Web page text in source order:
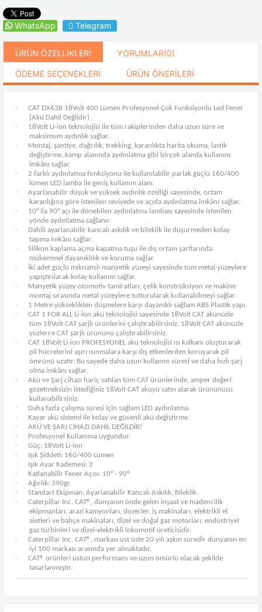
WhatsApp Telegram
ÜRÜN ÖZELLIKLERI YORUMLAR(0)
ÖDEME SEÇENEKLERI ÜRÜN ÖNERILERI
·
CAT DX63B 18Volt 400 Lümen Profesyonel Çok Fonksiyonlu Led Fener
(Akü Dahil Değildir)
·
18Volt Li-ion teknolojisi ile tüm rakiplerinden daha uzun süre ve
maksimum aydınlık sağlar.
·
Montaj, şantiye, dağcılık, trekking, karanlıkta harita okuma, lastik
değiştirme, kamp alanında aydınlatma gibi birçok alanda kullanım
imkânı sağlar.
·
2 farklı aydınlatma fonksiyonu ile kullanılabilir parlak güçlü 160/400
lümen LED lamba ile geniş kullanım alanı.
·
Ayarlanabilir düşük ve yüksek aydınlık özelliği sayesinde, ortam
karanlığına göre istenilen seviyede ve açıda aydınlatma imkânı sağlar.
·
10° ila 90° açı ile dönebilen aydınlatma lambası sayesinde istenilen
yönde aydınlatma sağlanır.
·
Dahili ayarlanabilir kancalı askılık ve bileklik ile düşürmeden kolay
taşıma imkânı sağlar.
·
Silikon kaplama açma kapatma tuşu ile dış ortam şartlarında
mükemmel dayanıklılık ve koruma sağlar.
·
İki adet güçlü mıknatıslı manyetik yüzeyi sayesinde tüm metal yüzeylere
yapıştırılarak kolay kullanım sağlar.
·
Manyetik yüzey otomotiv tamiratları, çelik konstrüksiyon ve makine
montaj sırasında metal yüzeylere tutturularak kullanabilmeyi sağlar.
· 1 Metre yükseklikten düşmelere karşı dayanıklı sağlam ABS Plastik yapı.
·
CAT 1 FOR ALL Li-ion akü teknolojisi sayesinde 18Volt CAT akünüzle
tüm 18Volt CAT şarjlı ürünlerini çalıştırabilirsiniz. 18Volt CAT akünüzle
yüzlerce CAT şarjlı ürününü çalıştırabilirsiniz.
·
CAT 18Volt Li-ion PROFESYONEL akü teknolojisi ısı kalkanı oluşturarak
pil hücrelerini aşırı ısınmalara karşı dış etkenlerden koruyarak pil
ömrünü uzatır. Bu sayede daha uzun kullanım süresi ve daha hızlı şarj
olma imkânı sağlar.
·
Akü ve Şarj cihazı hariç satılan tüm CAT ürünlerinde, amper değeri
gözetmeksizin istediğiniz 18Volt CAT aküyü satın alarak ürününüzü
kullanabilirsiniz.
· Daha fazla çalışma süresi için sağlam LED aydınlatma.
· Kayar akü sistemi ile kolay ve güvenli akü değiştirme.
· AKÜ VE ŞARJ CİHAZI DAHİL DEĞİLDİR!
· Profesyonel Kullanıma uygundur.
· Güç: 18Volt Li-ion
· Işık Şiddeti: 160/400 Lümen
· Işık Ayar Kademesi: 2
· Katlanabilir Fener Açısı: 10° - 90°
· Ağırlık: 390gr.
· Standart Ekipman: Ayarlanabilir Kancalı Askılık, Bileklik.
·
Caterpillar Inc. CAT®, dünyanın önde gelen inşaat ve madencilik
ekipmanları, arazi kamyonları, dozerler, iş makinaları, elektrikli el
aletleri ve bahçe makinaları, dizel ve doğal gaz motorları, endüstriyel
gaz türbinleri ve dizel-elektrikli lokomotif üreticisidir.
·
Caterpillar Inc. CAT®, markası üst üste 20 yılı aşkın süredir dünyanın en
iyi 100 markası arasında yer almaktadır.
·
CAT® ürünleri üstün performans ve uzun ömürlü olacak şekilde
tasarlanmıştır.